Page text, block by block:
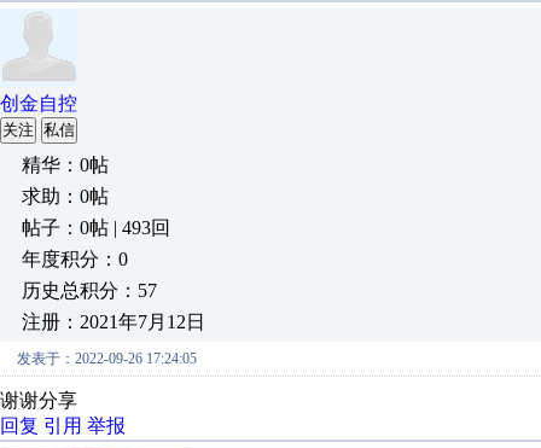
创金自控
关注 私信
精华：0帖
求助：0帖
帖子：0帖 | 493回
年度积分：0
历史总积分：57
注册：2021年7月12日
发表于：2022-09-26 17:24:05
谢谢分享
回复 引用 举报